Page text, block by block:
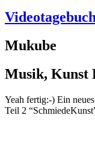
Mukube
Musik, Kunst
Yeah fertig:-) Ein
Teil 2